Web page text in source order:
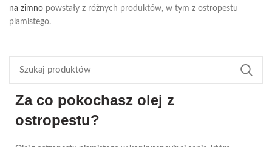
na zimno powstały z różnych produktów, w tym z ostropestu
plamistego.
Za co pokochasz olej z
ostropestu?